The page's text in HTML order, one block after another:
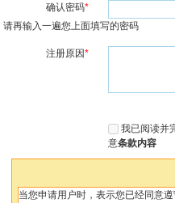
当您申请用户时，表示您已经同意
确认密码*
请再输入一遍您上面填写的密码
注册原因*
我已阅读并
意条款内容